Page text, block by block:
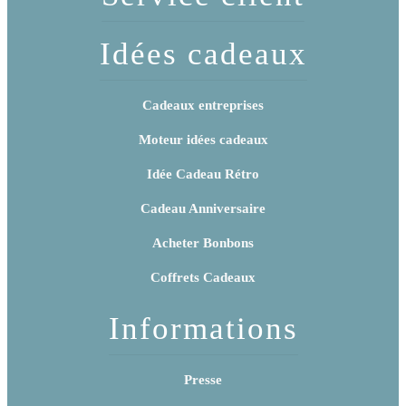
Idées cadeaux
Cadeaux entreprises
Moteur idées cadeaux
Idée Cadeau Rétro
Cadeau Anniversaire
Acheter Bonbons
Coffrets Cadeaux
Informations
Presse